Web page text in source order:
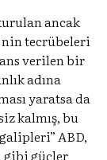
ancak
tecrübeleri
verilen bir
adına
yaratsa da
kalmış, bu
ABD,
gibi güçler